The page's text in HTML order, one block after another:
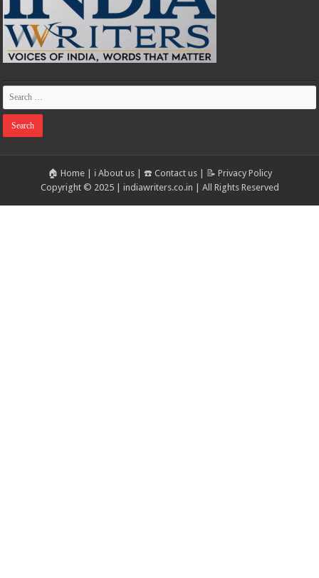
🏠 Home| ℹ️ About us| ☎️ Contact us| 📝 Privacy Policy
Copyright © 2025 | indiawriters.co.in | All Rights Reserved